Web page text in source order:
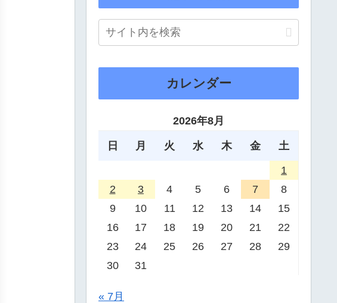
カレンダー
2026年8月
日 月 火 水 木 金 土
1
2
3 4 5 6 7
8
9
10 11 12 13 14
15
16
17 18 19 20 21
22
23
24 25 26 27 28
29
30
31
« 7月